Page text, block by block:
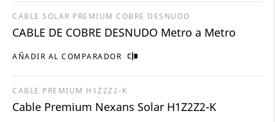
AÑADIR AL COMPARADOR
CABLE SOLAR PREMIUM COBRE DESNUDO
CABLE DE COBRE DESNUDO Metro a Metro
CABLE PREMIUM H1Z2Z2-K
Cable Premium Nexans Solar H1Z2Z2-K